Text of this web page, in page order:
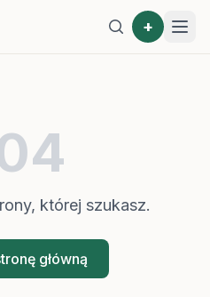
+
której szukasz.
główną